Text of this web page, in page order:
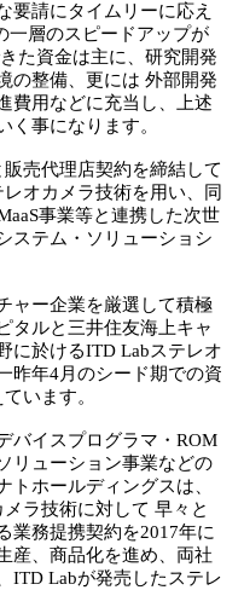
要請にタイムリーに応え
一層のスピードアップが
た資金は主に、研究開発
の整備、更には 外部開発
費用などに充当し、上述
く事になります。
売代理店契約を締結して
オカメラ技術を用い、同
事業等と連携した次世
ステム・ソリューショシ
ャー企業を厳選して積極
タルと三井住友海上キャ
に於けるITD Labステレオ
昨年4月のシード期での資
います。
バイスプログラマ・ROM
リューション事業などの
トホールディングスは、
ラ技術に対して 早々と
業務提携契約を2017年に
産、商品化を進め、両社
ITD Labが発売したステレ